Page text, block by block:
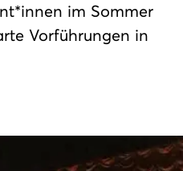
im Sommer
Vorführungen in